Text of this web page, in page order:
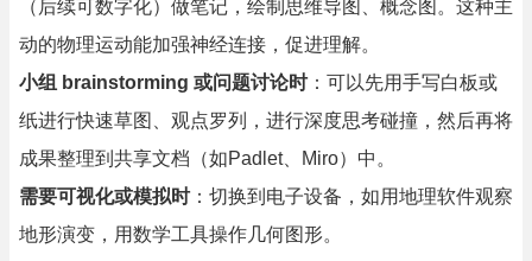
（后续可数字化）做笔记，绘制思维导图、概念图。这种主
动的物理运动能加强神经连接，促进理解。
小组 brainstorming 或问题讨论时：可以先用手写白板或
纸进行快速草图、观点罗列，进行深度思考碰撞，然后再将
成果整理到共享文档（如Padlet、Miro）中。
需要可视化或模拟时：切换到电子设备，如用地理软件观察
地形演变，用数学工具操作几何图形。